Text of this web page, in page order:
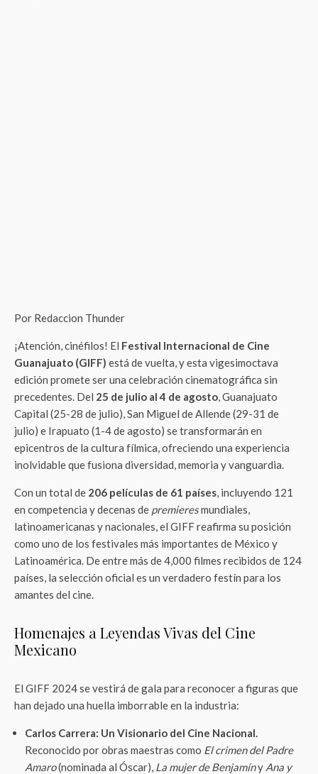
Por Redaccion Thunder
¡Atención, cinéfilos! El Festival Internacional de Cine
Guanajuato (GIFF) está de vuelta, y esta vigesimoctava
edición promete ser una celebración cinematográfica sin
precedentes. Del 25 de julio al 4 de agosto, Guanajuato
Capital (25-28 de julio), San Miguel de Allende (29-31 de
julio) e Irapuato (1-4 de agosto) se transformarán en
epicentros de la cultura fílmica, ofreciendo una experiencia
inolvidable que fusiona diversidad, memoria y vanguardia.
Con un total de 206 películas de 61 países, incluyendo 121
en competencia y decenas de premieresmundiales,
latinoamericanas y nacionales, el GIFF reafirma su posición
como uno de los festivales más importantes de México y
Latinoamérica. De entre más de 4,000 filmes recibidos de 124
países, la selección oficial es un verdadero festín para los
amantes del cine.
Homenajes a Leyendas Vivas del Cine
Mexicano
El GIFF 2024 se vestirá de gala para reconocer a figuras que
han dejado una huella imborrable en la industria:
Carlos Carrera: Un Visionario del Cine Nacional.
Reconocido por obras maestras como El crimen del Padre
Amaro(nominada al Óscar), La mujer de Benjamíny Ana y